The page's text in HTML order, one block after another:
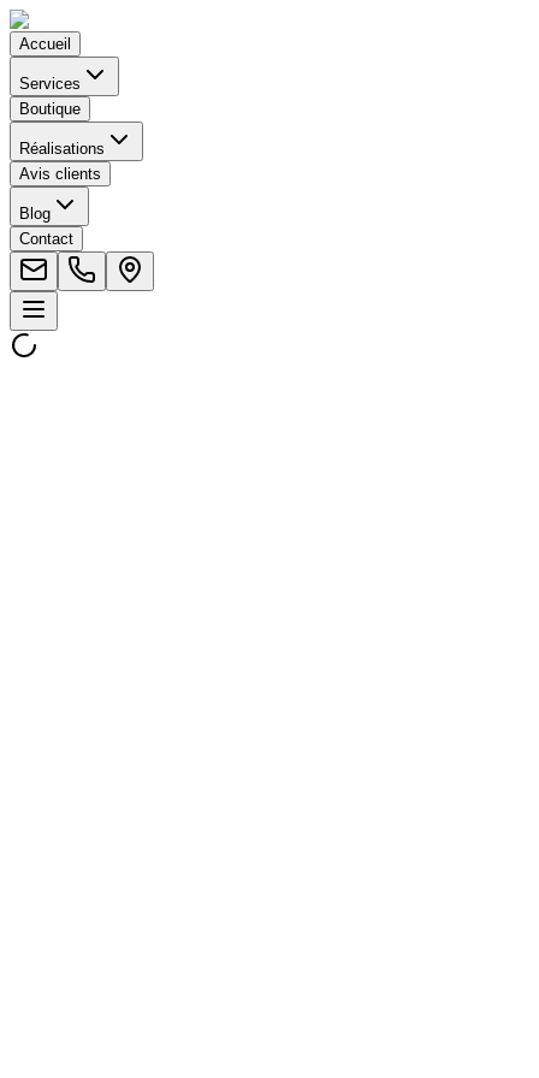
Accueil
Services
Boutique
Réalisations
Avis clients
Blog
Contact